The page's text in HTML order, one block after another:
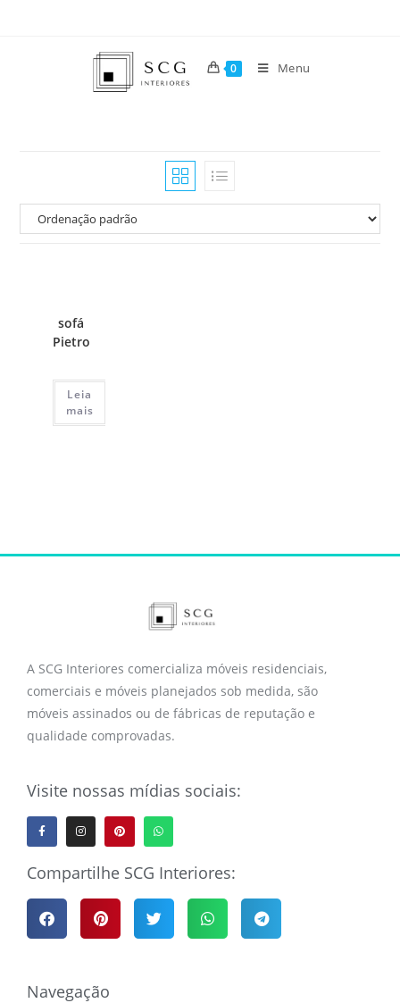
0 Menu
sofá
Pietro
Leia
mais
A SCG Interiores comercializa móveis residenciais,
comerciais e móveis planejados sob medida, são
móveis assinados ou de fábricas de reputação e
qualidade comprovadas.
Visite nossas mídias sociais:
Compartilhe SCG Interiores:
Navegação